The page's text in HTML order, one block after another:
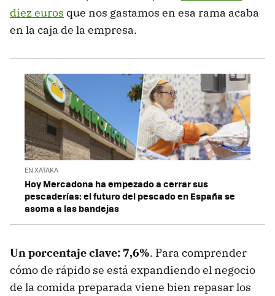
diez euros que nos gastamos en esa rama acaba
en la caja de la empresa.
EN XATAKA
Hoy Mercadona ha empezado a cerrar sus
pescaderías: el futuro del pescado en España se
asoma a las bandejas
Un porcentaje clave: 7,6%. Para comprender
cómo de rápido se está expandiendo el negocio
de la comida preparada viene bien repasar los